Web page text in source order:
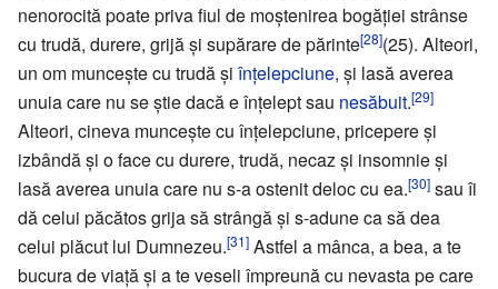
nenorocită poate priva fiul de moștenirea bogăției strânse
cu trudă, durere, grijă și supărare de părinte[28](25). Alteori,
un om muncește cu trudă și înțelepciune, și lasă averea
unuia care nu se știe dacă e înțelept sau nesăbuit.[29]
Alteori, cineva muncește cu înțelepciune, pricepere și
izbândă și o face cu durere, trudă, necaz și insomnie și
lasă averea unuia care nu s-a ostenit deloc cu ea.[30] sau îi
dă celui păcătos grija să strângă și s-adune ca să dea
celui plăcut lui Dumnezeu.[31] Astfel a mânca, a bea, a te
bucura de viață și a te veseli împreună cu nevasta pe care